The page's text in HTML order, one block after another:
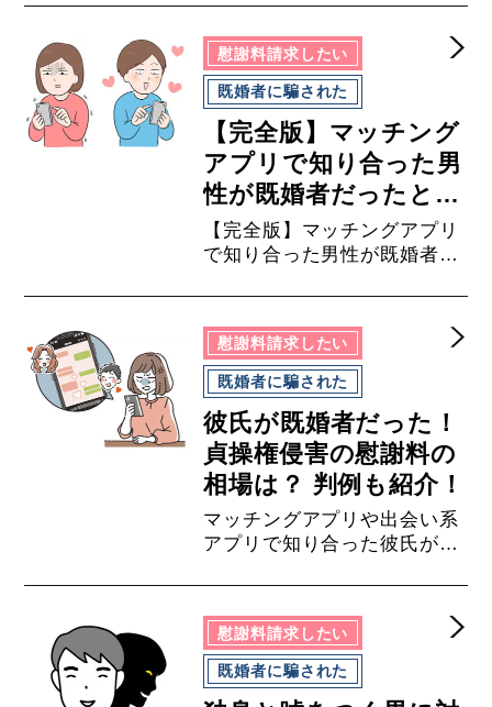
のかについて今回はお話しし
ます。
慰謝料請求したい
既婚者に騙された
【完全版】マッチング
アプリで知り合った男
性が既婚者だったとき
の５つの対処法
【完全版】マッチングアプリ
で知り合った男性が既婚者だ
法について、貞操権侵害の慰
謝料請求に強い弁護士がまと
めました。貞操権侵害の慰謝
料請求をしたい方は、ロイヤ
ーズ・ハイは【相談無料】
【完全成功報酬制】ですので
お気軽にご相談くださいま
せ。
慰謝料請求したい
既婚者に騙された
彼氏が既婚者だった！
貞操権侵害の慰謝料の
相場は？ 判例も紹介！
マッチングアプリや出会い系
アプリで知り合った彼氏が既
身であると偽って性的関係を
持った場合（貞操権侵害）の
慰謝料請求の相場を、判例と
ともに解説いたします。貞操
権侵害の慰謝料請求をしたい
慰謝料請求したい
既婚者に騙された